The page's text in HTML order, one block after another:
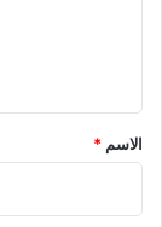
*
الاسم *